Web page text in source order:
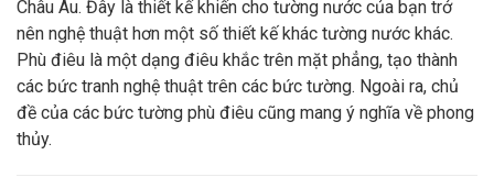
Châu Âu. Đây là thiết kế khiến cho tường nước của bạn trở
nên nghệ thuật hơn một số thiết kế khác tường nước khác.
Phù điêu là một dạng điêu khắc trên mặt phẳng, tạo thành
các bức tranh nghệ thuật trên các bức tường. Ngoài ra, chủ
đề của các bức tường phù điêu cũng mang ý nghĩa về phong
thủy.